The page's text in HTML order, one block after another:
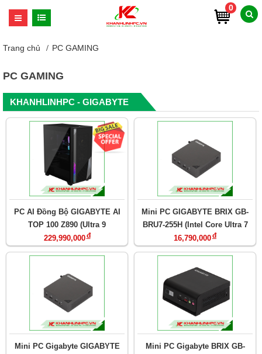
0
Trang chủ PC GAMING
PC GAMING
KHANHLINHPC - GIGABYTE
PC AI Đồng Bộ GIGABYTE AI
TOP 100 Z890 (Ultra 9
285K/64GD5/320GBSSD1-
AI/2TBSSD2/WF7/BT/32G - RTX
229,990,000đ
Mini PC GIGABYTE BRIX GB-
BRU7-255H (Intel Core Ultra 7
255H/ DDR5-6400/ 2x NVMe/
USB4/ Wi-Fi 7/ Bluetooth/ LAN/
16,790,000đ
Mini PC Gigabyte GIGABYTE
Mini PC Gigabyte BRIX GB-